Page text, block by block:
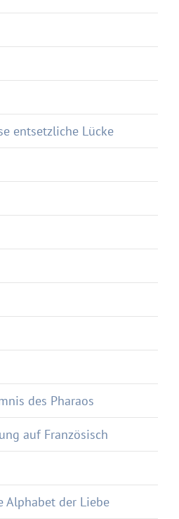
entsetzliche Lücke
des Pharaos
auf Französisch
Alphabet der Liebe